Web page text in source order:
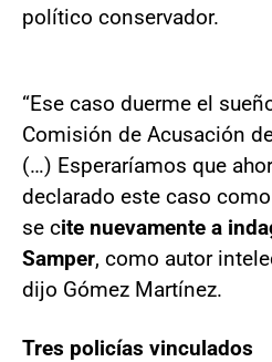
político conservador.
“Ese caso duerme el
Comisión de Acusación
(…) Esperaríamos que
declarado este caso
se cite nuevamente a
Samper, como autor
dijo Gómez Martínez.
Tres policías vinculados